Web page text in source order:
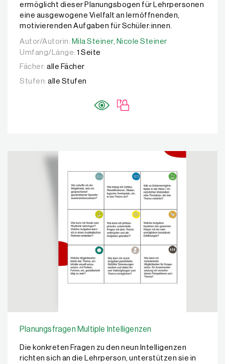
ermöglicht dieser Planungsbogen für Lehrpersonen
eine ausgewogene Vielfalt an lernöffnenden,
motivierenden Aufgaben für Schüler:innen.
Autor/Autorin: Mila Steiner, Nicole Steiner
Autor/Autorin: Mila Steiner, Nicole Steiner
Umfang/Länge: 1 Seite
Fächer: alle Fächer
Stufen: alle Stufen
Planungsfragen Multiple Intelligenzen
Die konkreten Fragen zu den neun Intelligenzen
richten sich an die Lehrperson, unterstützen sie in